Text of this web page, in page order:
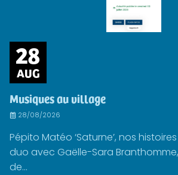
28
AUG
Musiques au village
28/08/2026
Pépito Matéo ‘Saturne’, nos
duo avec Gaëlle-Sara
de...